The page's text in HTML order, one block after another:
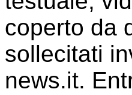
coperto da
sollecitati
news.it.